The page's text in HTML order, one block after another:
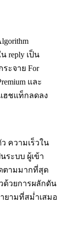
น reply เป็น
ะจาย For
และ
แฮชแท็กลดลง
ว ความเร็วใน
ระบบ ผู้เข้า
ตามมากที่สุด
ด้วยการผลักดัน
ยามที่สม่ำเสมอ